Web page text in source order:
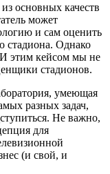
основных качеств
может
и сам оценить
стадиона. Однако
И этим кейсом мы не
стадионов.
умеющая
разных задач,
Не важно,
для
(и свой, и